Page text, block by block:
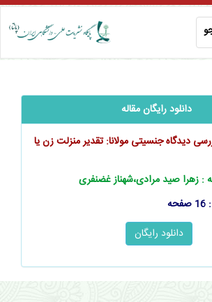
دانلود رایگان مقاله
دیدگاه جنسیتی مولانا: تقدیر منزلت زن یا
: زهرا صید مرادی،شهناز غضنفری